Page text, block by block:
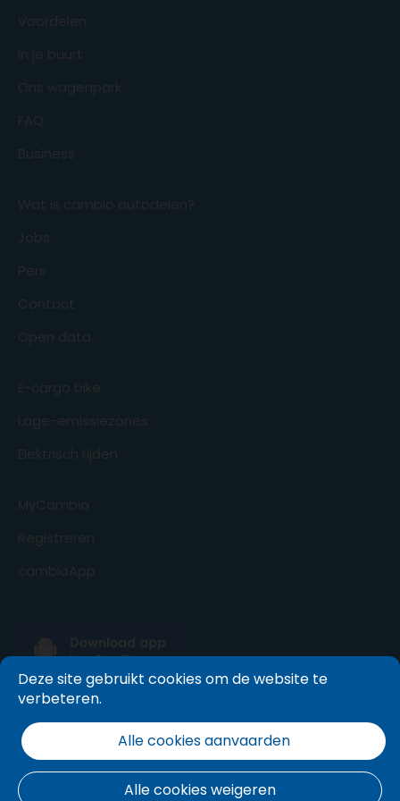
Voordelen
In je buurt
Ons wagenpark
FAQ
Business
Wat is cambio autodelen?
Jobs
Pers
Contact
Open data
E-cargo bike
Lage-emissiezones
Elektrisch rijden
MyCambio
Registreren
cambioApp
Deze site gebruikt cookies om de website te
verbeteren.
Alle cookies weigeren
Alle cookies aanvaarden